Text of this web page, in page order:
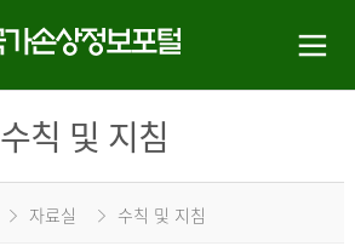
수칙 및 지침
자료실 수칙 및 지침